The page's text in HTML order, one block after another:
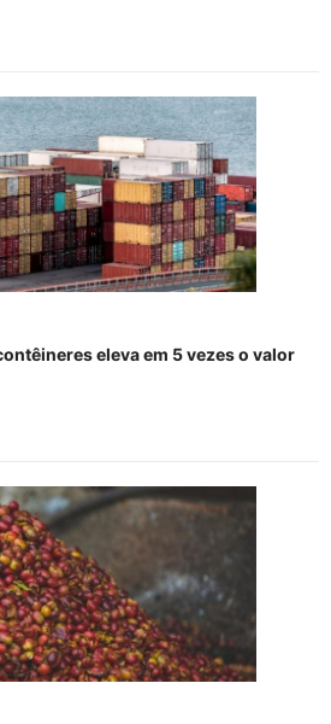
eleva em 5 vezes o valor